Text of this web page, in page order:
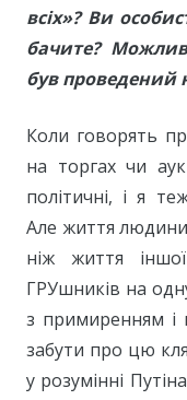
всіх»? Ви
бачите?
був проведений
Коли говорять
на торгах чи
політичні, і я
Але життя
ніж життя
ГРУшників на
з примиренням і
забути про цю
у розумінні